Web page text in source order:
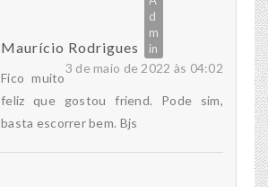
Maurício Rodrigues
3 de maio de 2022 às 04:02
Fico muito
feliz que gostou friend. Pode sim,
basta escorrer bem. Bjs